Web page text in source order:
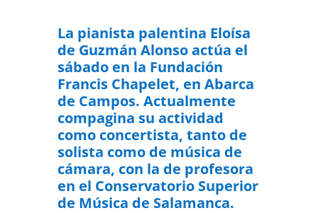
La pianista palentina Eloísa
de Guzmán Alonso actúa el
sábado en la Fundación
Francis Chapelet, en Abarca
de Campos. Actualmente
compagina su actividad
como concertista, tanto de
solista como de música de
cámara, con la de profesora
en el Conservatorio Superior
de Música de Salamanca.